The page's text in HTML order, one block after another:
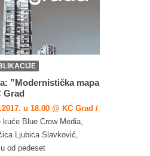
”Modernistička mapa
Grad
u 18.00 @ KC Grad /
Blue Crow Media,
Ljubica Slavković,
od pedeset